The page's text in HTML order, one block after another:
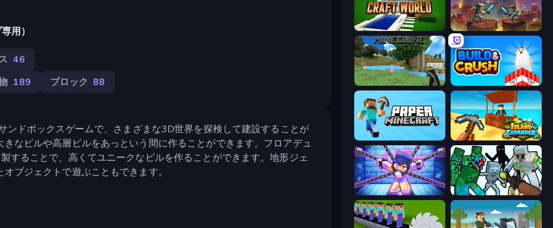
用）
46
189 ブロック 88
ンドボックスゲームで、さまざまな3D世界を探検して建設することが
なビルや高層ビルをあっという間に作ることができます。フロアデュ
することで、高くてユニークなビルを作ることができます。地形ジェ
ブジェクトで遊ぶこともできます。
Craft World Miniblox
Mine Clone Build and Crush
Paper Minecraft Island Expander
Mini Mine